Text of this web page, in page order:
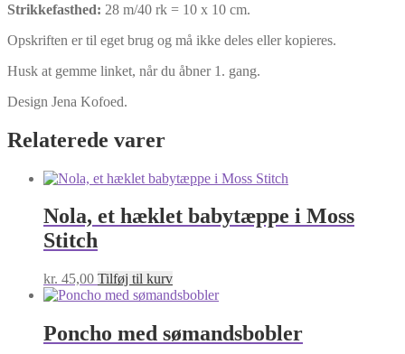
Strikkefasthed: 28 m/40 rk = 10 x 10 cm.
Opskriften er til eget brug og må ikke deles eller kopieres.
Husk at gemme linket, når du åbner 1. gang.
Design Jena Kofoed.
Relaterede varer
Nola, et hæklet babytæppe i Moss
Stitch
kr. 45,00 Tilføj til kurv
Poncho med sømandsbobler